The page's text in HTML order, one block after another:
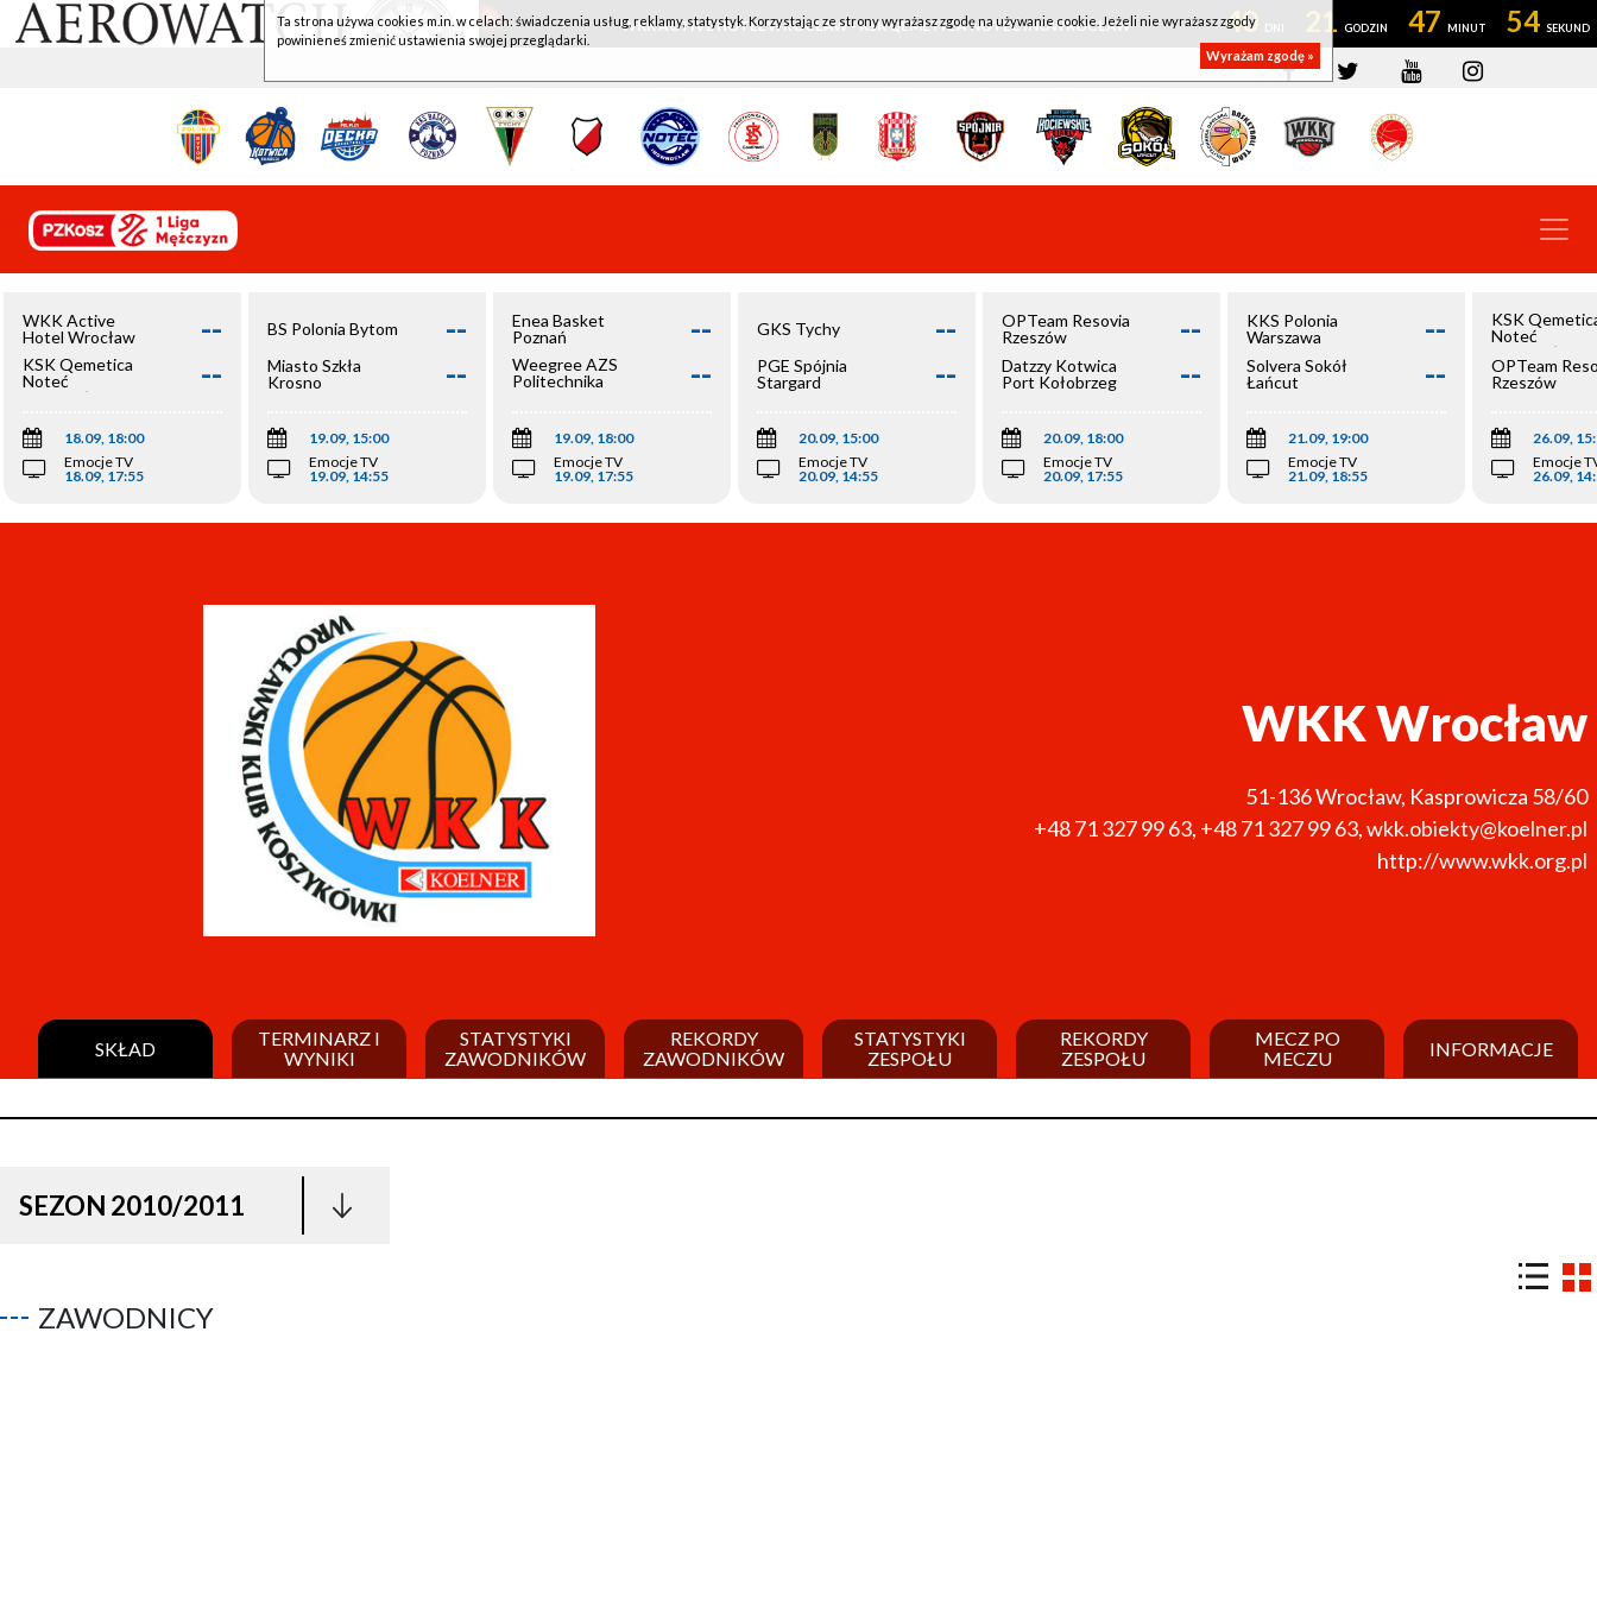
WKK ACTIVE HOTEL WROCŁAW - KSK QEMETICA NOTEĆ INOWROCŁAW 40 21 47 54
WKK Active
Hotel Wrocław
--
KSK Qemetica
Noteć
Inowrocław
--
18.09, 18:00
Emocje TV
18.09, 17:55
BS Polonia Bytom --
Miasto Szkła
Krosno
--
19.09, 15:00
Emocje TV
19.09, 14:55
Enea Basket
Poznań
--
Weegree AZS
Politechnika
--
19.09, 18:00
Emocje TV
19.09, 17:55
GKS Tychy --
PGE Spójnia
Stargard
--
20.09, 15:00
Emocje TV
20.09, 14:55
OPTeam Resovia
Rzeszów
--
Datzzy Kotwica
Port Kołobrzeg
--
20.09, 18:00
Emocje TV
20.09, 17:55
KKS Polonia
Warszawa
--
Solvera Sokół
Łańcut
--
21.09, 19:00
Emocje TV
21.09, 18:55
KSK
Noteć
Inowrocław
OPTeam
Rzeszów
26.09,
Emocje
26.09,
WKK Wrocław
51-136Wrocław, Kasprowicza 58/60
+48 71 327 99 63, +48 71 327 99 63,wkk.obiekty@koelner.pl
http://www.wkk.org.pl
SKŁAD
TERMINARZ I
WYNIKI
STATYSTYKI
ZAWODNIKÓW
REKORDY
ZAWODNIKÓW
STATYSTYKI
ZESPOŁU
REKORDY
ZESPOŁU
MECZ PO
MECZU
INFORMACJE
SEZON 2010/2011
ZAWODNICY
Ta strona używa cookies m.in. w celach: świadczenia usług, reklamy, statystyk. Korzystając ze strony wyrażasz zgodę na używanie cookie. Jeżeli nie wyrażasz zgody
powinieneś zmienić ustawienia swojej przeglądarki.
Wyrażam zgodę »